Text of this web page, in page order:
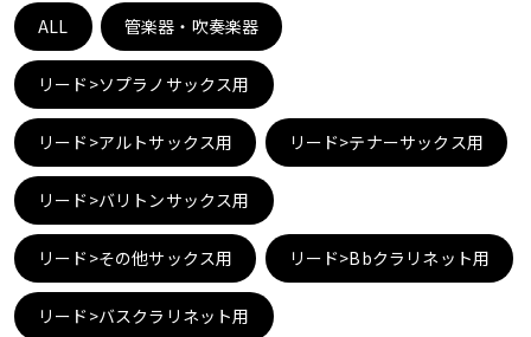
ベース
管楽器 その他楽器
ALL 管楽器・吹奏楽器
リード>ソプラノサックス用
リード>アルトサックス用 リード>テナーサックス用
リード>バリトンサックス用
リード>その他サックス用 リード>Bbクラリネット用
リード>バスクラリネット用